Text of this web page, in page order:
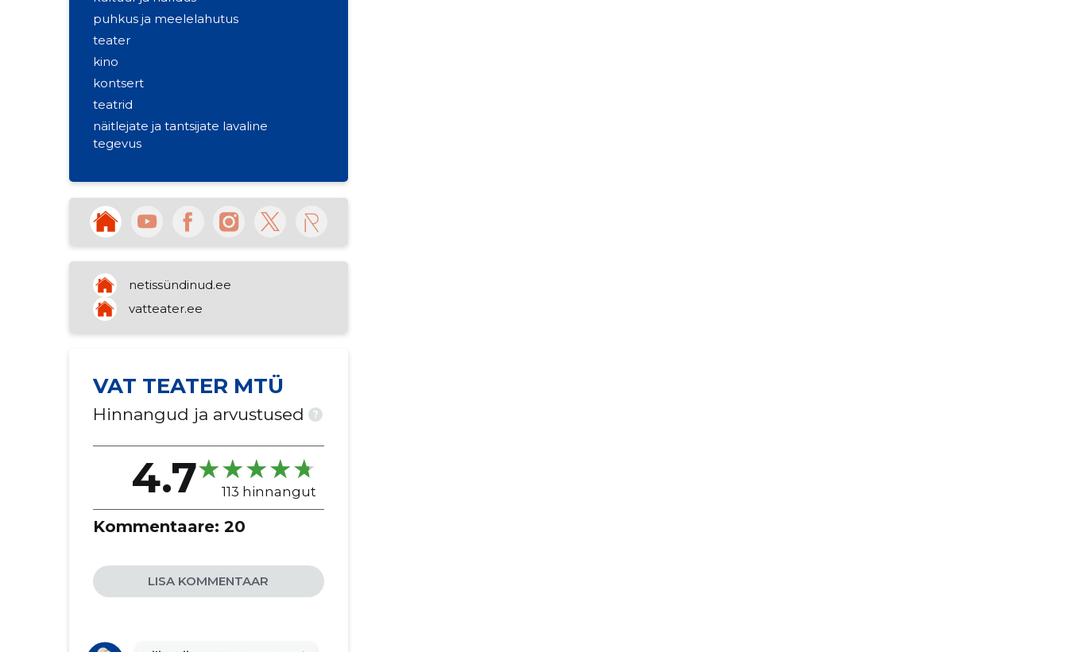
puhkus ja meelelahutus
teater
kino
kontsert
teatrid
näitlejate ja tantsijate lavaline
tegevus
netissündinud.ee
vatteater.ee
VAT TEATER MTÜ
Hinnangud ja arvustused ?
4.7 113 hinnangut
Kommentaare: 20
LISA KOMMENTAAR